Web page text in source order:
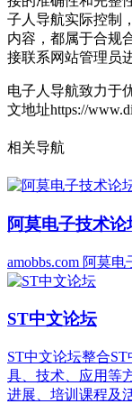
子人导航实际控制
内容，都属于合规
接联系网站管理员
电子人导航致力于
文地址https://
相关导航
阿莫电子技术论
amobbs.com 阿莫
ST中文论坛
ST中文论坛整合
具、技术、应用等
进展、培训课程及